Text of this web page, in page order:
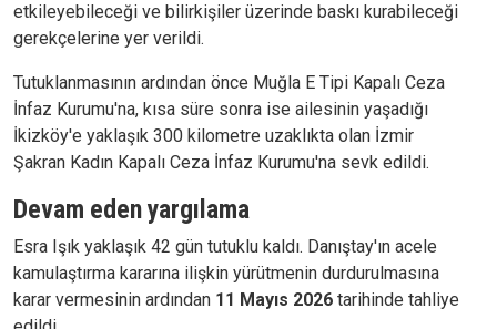
etkileyebileceği ve bilirkişiler üzerinde baskı kurabileceği
gerekçelerine yer verildi.
Tutuklanmasının ardından önce Muğla E Tipi Kapalı Ceza
İnfaz Kurumu'na, kısa süre sonra ise ailesinin yaşadığı
İkizköy'e yaklaşık 300 kilometre uzaklıkta olan İzmir
Şakran Kadın Kapalı Ceza İnfaz Kurumu'na sevk edildi.
Devam eden yargılama
Esra Işık yaklaşık 42 gün tutuklu kaldı. Danıştay'ın acele
kamulaştırma kararına ilişkin yürütmenin durdurulmasına
karar vermesinin ardından 11 Mayıs 2026 tarihinde tahliye